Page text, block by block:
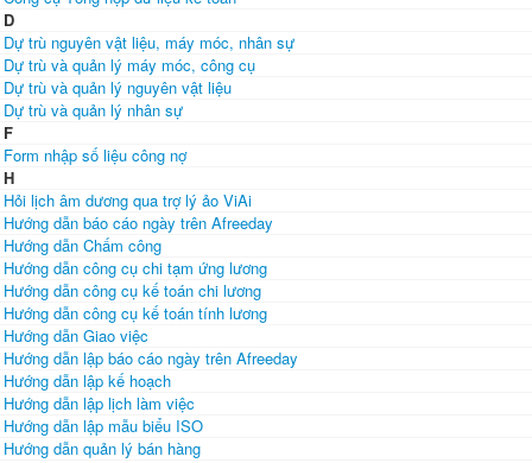
D
Dự trù nguyên vật liệu, máy móc, nhân sự
Dự trù và quản lý máy móc, công cụ
Dự trù và quản lý nguyên vật liệu
Dự trù và quản lý nhân sự
F
Form nhập số liệu công nợ
H
Hỏi lịch âm dương qua trợ lý ảo ViAi
Hướng dẫn báo cáo ngày trên Afreeday
Hướng dẫn Chấm công
Hướng dẫn công cụ chi tạm ứng lương
Hướng dẫn công cụ kế toán chi lương
Hướng dẫn công cụ kế toán tính lương
Hướng dẫn Giao việc
Hướng dẫn lập báo cáo ngày trên Afreeday
Hướng dẫn lập kế hoạch
Hướng dẫn lập lịch làm việc
Hướng dẫn lập mẫu biểu ISO
Hướng dẫn quản lý bán hàng